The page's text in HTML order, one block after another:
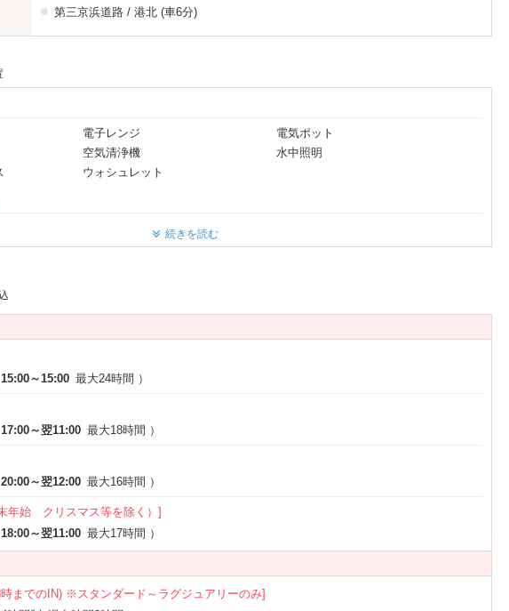
バー特典にウェルカムデザート無料やメンバー限定レンタル品、
のアーリーチェックイン（宿泊1部）サービス等多数。
第三京浜道路 / 港北 (車6分)
電子レンジ
電気ポット
空気清浄機
水中照明
ウォシュレット
iPhone充電器 ※一部 DVDプレーヤー ※一部
バスローブ ※一部
続きを読む
15:00～15:00 最大24時間 ）
17:00～翌11:00 最大18時間 ）
20:00～翌12:00 最大16時間 ）
年始 クリスマス等を除く）]
18:00～翌11:00 最大17時間 ）
までのIN) ※スタンダード～ラグジュアリーのみ]